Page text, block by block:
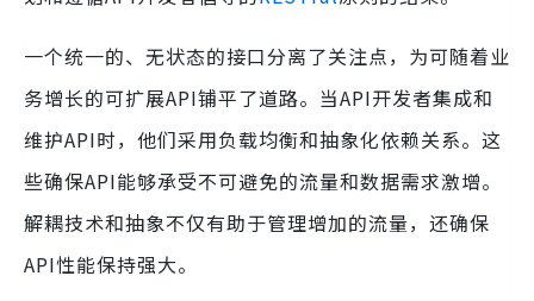
一个统一的、无状态的接口分离了关注点，为可随着业
务增长的可扩展API铺平了道路。当API开发者集成和
维护API时，他们采用负载均衡和抽象化依赖关系。这
些确保API能够承受不可避免的流量和数据需求激增。
解耦技术和抽象不仅有助于管理增加的流量，还确保
API性能保持强大。